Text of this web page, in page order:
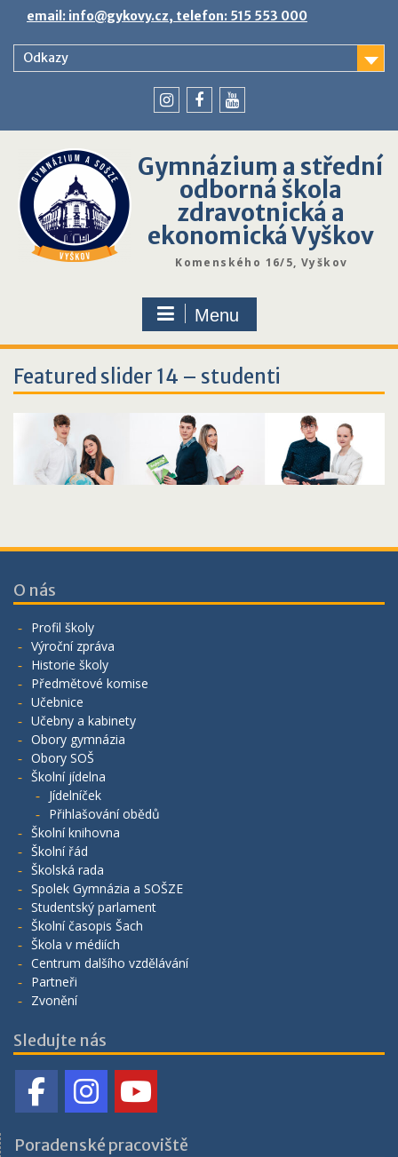
content
email: info@gykovy.cz, telefon: 515 553 000
Odkazy
Gymnázium a střední
odborná škola
zdravotnická a
ekonomická Vyškov
Komenského 16/5, Vyškov
Menu
Featured slider 14 – studenti
O nás
Profil školy
Výroční zpráva
Historie školy
Předmětové komise
Učebnice
Učebny a kabinety
Obory gymnázia
Obory SOŠ
Školní jídelna
Jídelníček
Přihlašování obědů
Školní knihovna
Školní řád
Školská rada
Spolek Gymnázia a SOŠZE
Studentský parlament
Školní časopis Šach
Škola v médiích
Centrum dalšího vzdělávání
Partneři
Zvonění
Sledujte nás
Poradenské pracoviště